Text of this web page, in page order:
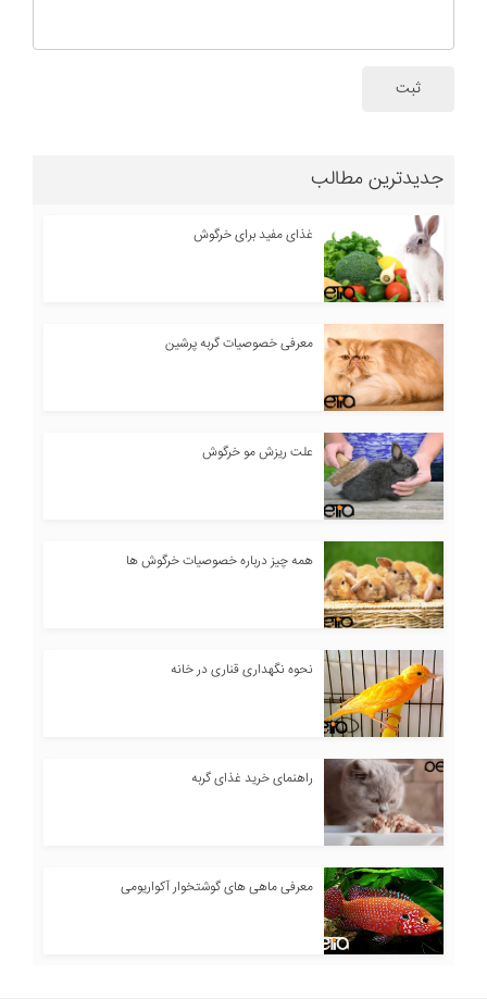
ثبت
جدیدترین مطالب
غذای مفید برای خرگوش
معرفی خصوصیات گربه پرشین
علت ریزش مو خرگوش
همه چیز درباره خصوصیات خرگوش ها
نحوه نگهداری قناری در خانه
راهنمای خرید غذای گربه
معرفی ماهی های گوشتخوار آکواریومی